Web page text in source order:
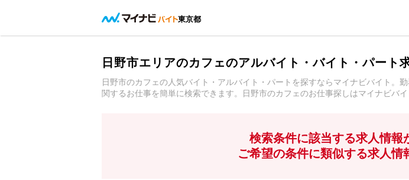
東京都
日野市エリアのカフェのアルバイト・バイト・パート
日野市のカフェの人気バイト・アルバイト・パートを探すならマイナビバイト。
関するお仕事を簡単に検索できます。日野市のカフェのお仕事探しはマイナビバイ
検索条件に該当する求人情報
ご希望の条件に類似する求人情